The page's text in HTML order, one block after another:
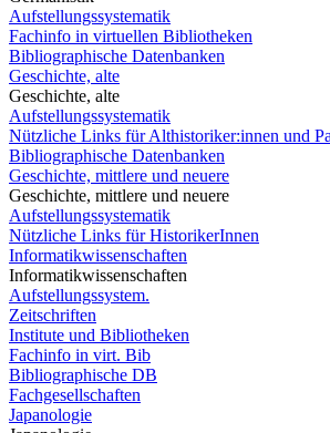
Aufstellungssystematik
Fachinfo in virtuellen Bibliotheken
Bibliographische Datenbanken
Geschichte, alte
Geschichte, alte
Aufstellungssystematik
Nützliche Links für Althistoriker:innen und
Bibliographische Datenbanken
Geschichte, mittlere und neuere
Geschichte, mittlere und neuere
Aufstellungssystematik
Nützliche Links für HistorikerInnen
Informatikwissenschaften
Informatikwissenschaften
Aufstellungssystem.
Zeitschriften
Institute und Bibliotheken
Fachinfo in virt. Bib
Bibliographische DB
Fachgesellschaften
Japanologie